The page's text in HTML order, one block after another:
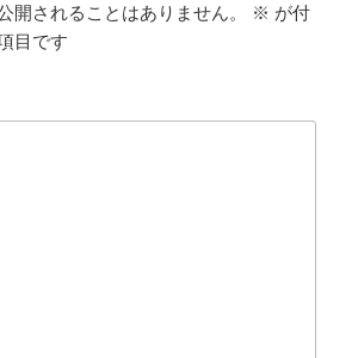
開されることはありません。 ※ が付
目です